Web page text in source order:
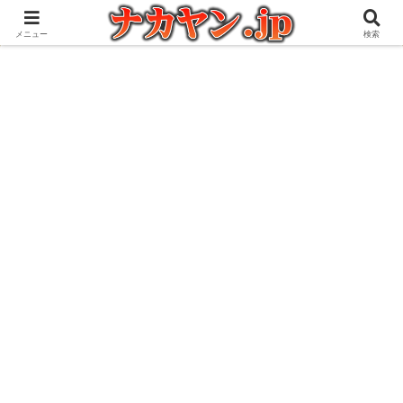
アウトドアとガジェット好きな管理人の愉快な日々を綴るブログ
メニュー 検索